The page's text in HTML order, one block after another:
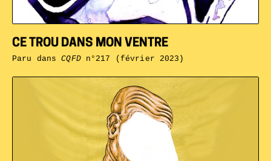
CE TROU DANS MON VENTRE
Paru dansCQFDn°217 (février 2023)